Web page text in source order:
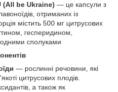
(All be Ukraine) — це капсули з
отриманих із
містить 500 мг цитрусових
гесперидином,
сполуками
— рослинні речовини, які
цитрусових плодів.
а також як